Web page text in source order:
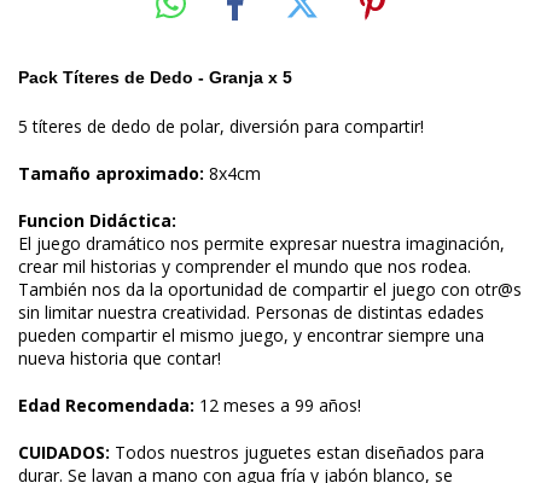
Pack Títeres de Dedo - Granja x 5
5 títeres de dedo de polar, diversión para compartir!
Tamaño aproximado: 8x4cm
Funcion Didáctica:
El juego dramático nos permite expresar nuestra imaginación,
crear mil historias y comprender el mundo que nos rodea.
También nos da la oportunidad de compartir el juego con otr@s
sin limitar nuestra creatividad. Personas de distintas edades
pueden compartir el mismo juego, y encontrar siempre una
nueva historia que contar!
Edad Recomendada: 12 meses a 99 años!
CUIDADOS: Todos nuestros juguetes estan diseñados para
durar. Se lavan a mano con agua fría y jabón blanco, se